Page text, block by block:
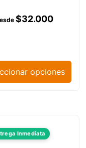
$32.000
opciones
Inmediata